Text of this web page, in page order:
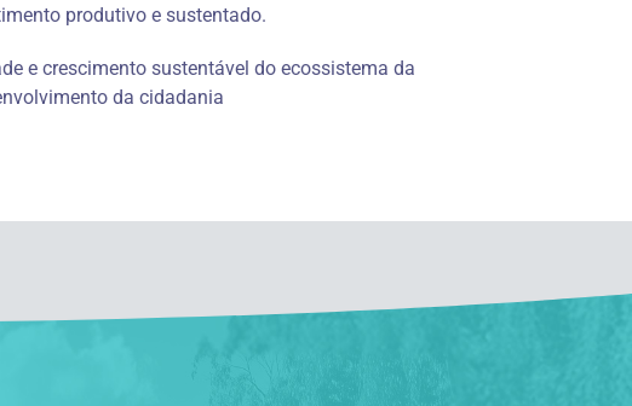
produtivo e sustentado.​
e crescimento sustentável do ecossistema da
da cidadania